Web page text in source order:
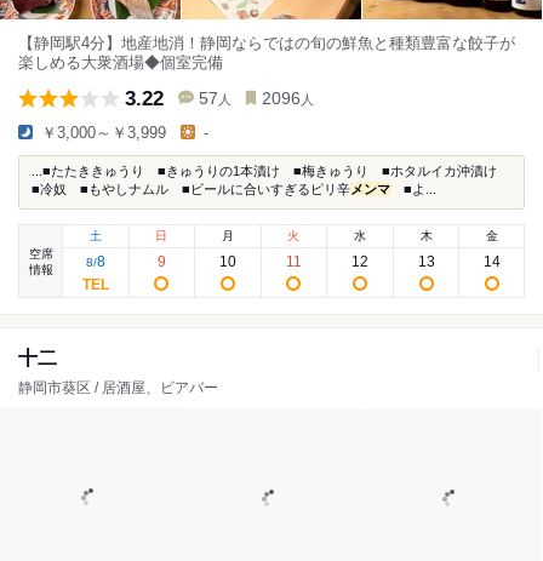
【静岡駅4分】地産地消！静岡ならではの旬の鮮魚と種類豊富な餃子が
楽しめる大衆酒場◆個室完備
3.22 57 人 2096 人
￥3,000～￥3,999 -
...■たたききゅうり ■きゅうりの1本漬け ■梅きゅうり ■ホタルイカ沖漬け
■冷奴 ■もやしナムル ■ビールに合いすぎるピリ辛メンマ ■よ...
空席
情報
土
8/8
日
9
月
10
火
11
水
12
木
13
金
14
十二
静岡市葵区 / 居酒屋、ビアバー